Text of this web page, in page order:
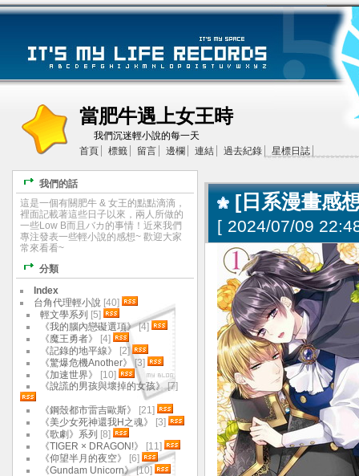
當肥牛遇上女王時
我們沉迷輕小說的每一天
首頁
標籤 留言 邊欄 連結 過去紀錄 星標日誌
[日系漫畫感
[ 2024/07/09
我們的話
這是一個有關肥牛 & 女王的點點滴滴，
裡面記載著這些日子以來，兩人所做的
一些Low B而且バカ的事情！近來我們
專注發表一些輕小說的感想~ 歡迎大家
常來看看~
分類
Index
台角代理輕小說 [40]
輕文學系列 [5]
《我的腦內戀礙選項》[4]
《魔王勇者》
[4]
《記錄的地平線》
[2]
《驚爆危機Another》[3]
《加速世界》
[10]
《說謊的男孩與壞掉的女孩》[7]
《鋼殼都市雷吉歐斯》
[21]
《美少女死神還我H之魂》
[3]
《歌劇》系列 [8]
《TIGER × DRAGON!》
[11]
《仰望半月的夜空》
[6]
《Gundam Unicorn》[10]